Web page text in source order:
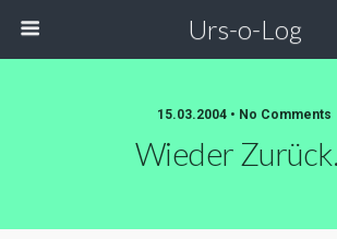
Urs-o-Log
15.03.2004 • No Comments
Wieder